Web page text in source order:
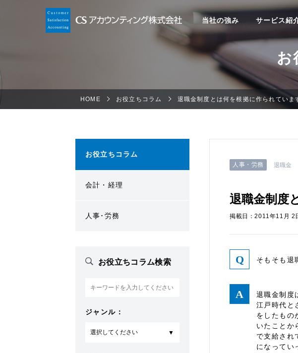
当社の強み サービス紹
お
HOME お役立ちコラム 退職金制度とは何を根拠に作られていま
お役立ちコラム
会計・経理
人事･労務
お役立ちコラム検索
ジャンル：
人事・労務 退職金
退職金制度
掲載日：2011年11月 2
そもそも退
退職金制度
江戸時代と
をしたもの
いたことか
で支給され
になってい